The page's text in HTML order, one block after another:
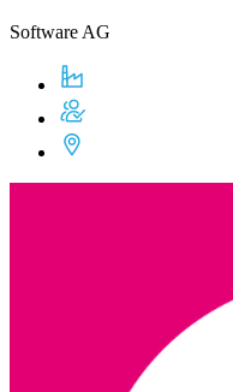
Software AG